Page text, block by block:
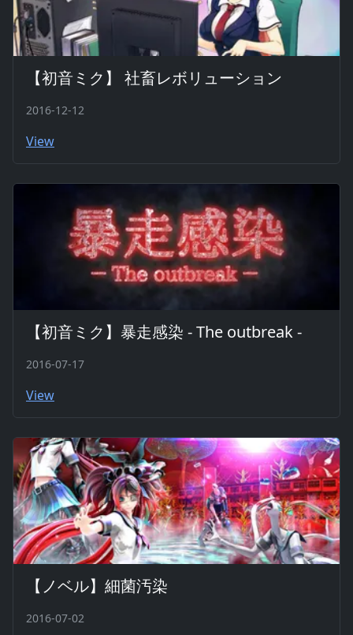
【初音ミク】 社畜レボリューション
2016-12-12
View
【初音ミク】暴走感染 - The outbreak -
2016-07-17
View
【ノベル】細菌汚染
2016-07-02